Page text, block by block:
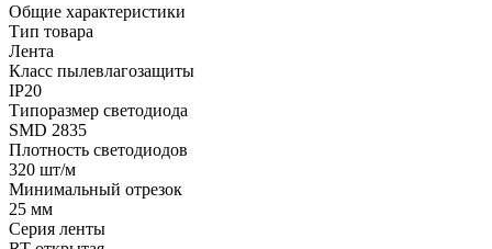
Общие характеристики
Тип товара
Лента
Класс пылевлагозащиты
IP20
Типоразмер светодиода
SMD 2835
Плотность светодиодов
320 шт/м
Минимальный отрезок
25 мм
Серия ленты